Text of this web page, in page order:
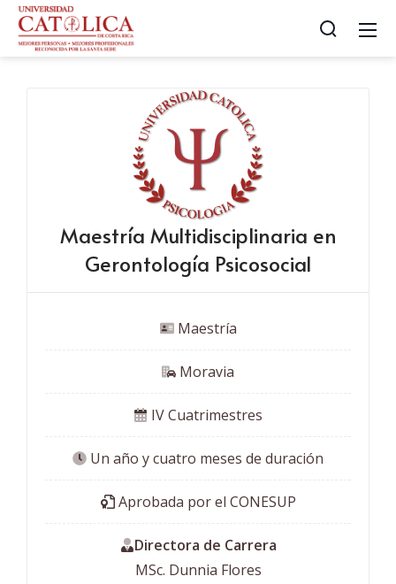
Maestría Multidisciplinaria en
Gerontología Psicosocial
Maestría
Moravia
IV Cuatrimestres
Un año y cuatro meses de duración
Aprobada por el CONESUP
Directora de Carrera
MSc. Dunnia Flores